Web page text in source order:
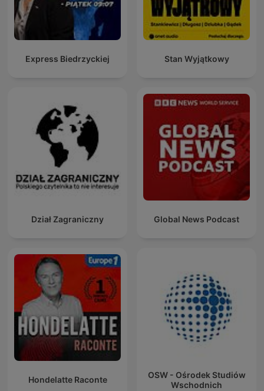
Express Biedrzyckiej Stan Wyjątkowy
Dział Zagraniczny Global News Podcast
Hondelatte Raconte
OSW - Ośrodek Studiów
Wschodnich